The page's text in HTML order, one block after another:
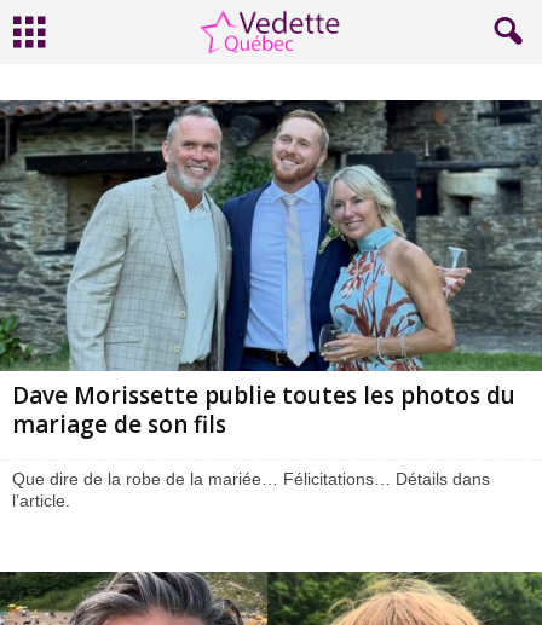
Dave Morissette publie toutes les photos du
mariage de son fils
Que dire de la robe de la mariée… Félicitations… Détails dans
l’article.